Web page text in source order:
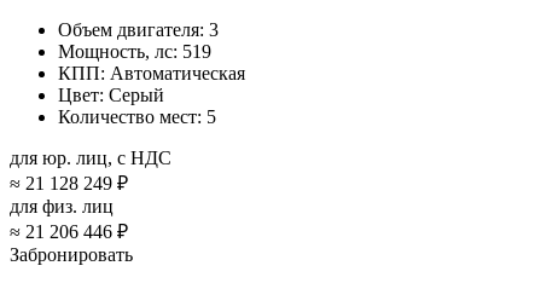
Объем двигателя: 3
Мощность, лс: 519
КПП: Автоматическая
Цвет: Серый
Количество мест: 5
для юр. лиц, с НДС
≈ 21 128 249 ₽
для физ. лиц
≈ 21 206 446 ₽
Забронировать